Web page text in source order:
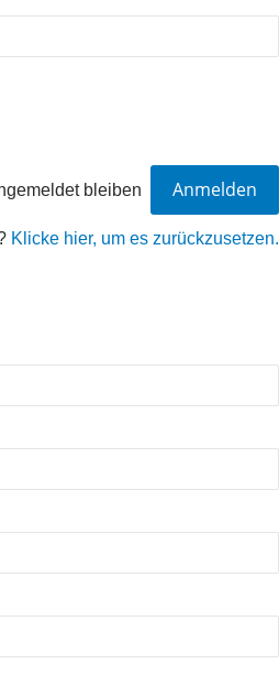
bleiben
Klicke hier, um es zurückzusetzen.